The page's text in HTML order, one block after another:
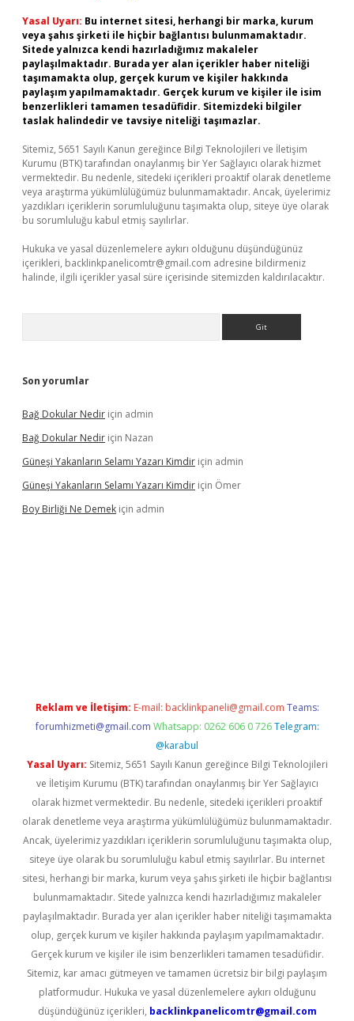
Yasal Uyarı: Bu internet sitesi, herhangi bir marka, kurum
veya şahıs şirketi ile hiçbir bağlantısı bulunmamaktadır.
Sitede yalnızca kendi hazırladığımız makaleler
paylaşılmaktadır. Burada yer alan içerikler haber niteliği
taşımamakta olup, gerçek kurum ve kişiler hakkında
paylaşım yapılmamaktadır. Gerçek kurum ve kişiler ile isim
benzerlikleri tamamen tesadüfidir. Sitemizdeki bilgiler
taslak halindedir ve tavsiye niteliği taşımazlar.
Sitemiz, 5651 Sayılı Kanun gereğince Bilgi Teknolojileri ve İletişim
Kurumu (BTK) tarafından onaylanmış bir Yer Sağlayıcı olarak hizmet
vermektedir. Bu nedenle, sitedeki içerikleri proaktif olarak denetleme
veya araştırma yükümlülüğümüz bulunmamaktadır. Ancak, üyelerimiz
yazdıkları içeriklerin sorumluluğunu taşımakta olup, siteye üye olarak
bu sorumluluğu kabul etmiş sayılırlar.
Hukuka ve yasal düzenlemelere aykırı olduğunu düşündüğünüz
içerikleri, backlinkpanelicomtr@gmail.com adresine bildirmeniz
halinde, ilgili içerikler yasal süre içerisinde sitemizden kaldırılacaktır.
Son yorumlar
Bağ Dokular Nedir için admin
Bağ Dokular Nedir için Nazan
Güneşi Yakanların Selamı Yazarı Kimdir için admin
Güneşi Yakanların Selamı Yazarı Kimdir için Ömer
Boy Birliği Ne Demek için admin
Reklam ve İletişim: E-mail: backlinkpaneli@gmail.com Teams:
forumhizmeti@gmail.com Whatsapp: 0262 606 0 726 Telegram:
@karabul
Yasal Uyarı: Sitemiz, 5651 Sayılı Kanun gereğince Bilgi Teknolojileri
ve İletişim Kurumu (BTK) tarafından onaylanmış bir Yer Sağlayıcı
olarak hizmet vermektedir. Bu nedenle, sitedeki içerikleri proaktif
olarak denetleme veya araştırma yükümlülüğümüz bulunmamaktadır.
Ancak, üyelerimiz yazdıkları içeriklerin sorumluluğunu taşımakta olup,
siteye üye olarak bu sorumluluğu kabul etmiş sayılırlar. Bu internet
sitesi, herhangi bir marka, kurum veya şahıs şirketi ile hiçbir bağlantısı
bulunmamaktadır. Sitede yalnızca kendi hazırladığımız makaleler
paylaşılmaktadır. Burada yer alan içerikler haber niteliği taşımamakta
olup, gerçek kurum ve kişiler hakkında paylaşım yapılmamaktadır.
Gerçek kurum ve kişiler ile isim benzerlikleri tamamen tesadüfidir.
Sitemiz, kar amacı gütmeyen ve tamamen ücretsiz bir bilgi paylaşım
platformudur. Hukuka ve yasal düzenlemelere aykırı olduğunu
düşündüğünüz içerikleri, backlinkpanelicomtr@gmail.com